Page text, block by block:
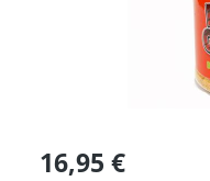
Regulärer Preis:
16,95 €